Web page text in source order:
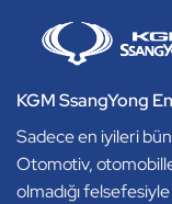
KGM SsangYong
Sadece en iyileri
Otomotiv,
olmadığı